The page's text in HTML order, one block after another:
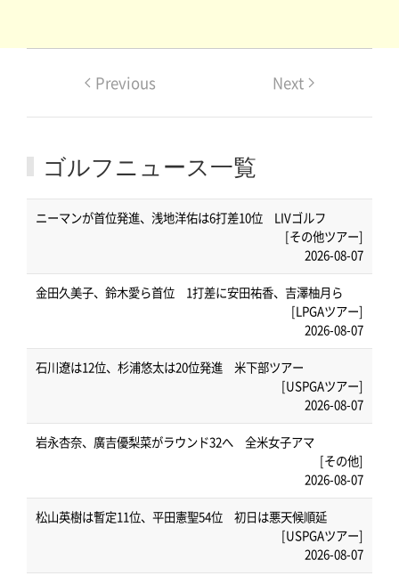
Previous Next
ゴルフニュース一覧
ニーマンが首位発進、浅地洋佑は6打差10位 LIVゴルフ
[その他ツアー]
2026-08-07
金田久美子、鈴木愛ら首位 1打差に安田祐香、吉澤柚月ら
[LPGAツアー]
2026-08-07
石川遼は12位、杉浦悠太は20位発進 米下部ツアー
[USPGAツアー]
2026-08-07
岩永杏奈、廣吉優梨菜がラウンド32へ 全米女子アマ
[その他]
2026-08-07
松山英樹は暫定11位、平田憲聖54位 初日は悪天候順延
[USPGAツアー]
2026-08-07